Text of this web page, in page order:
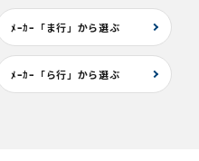
ﾒｰｶｰ「ま行」から選ぶ
ﾒｰｶｰ「ら行」から選ぶ